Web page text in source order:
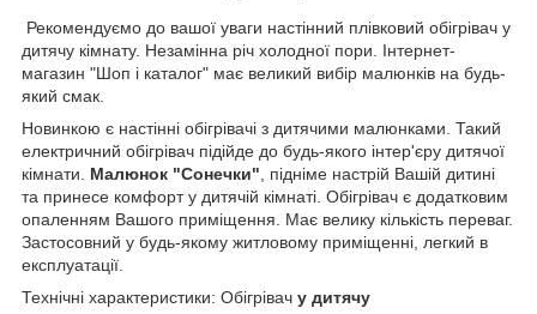
Рекомендуємо до вашої уваги настінний плівковий обігрівач у
дитячу кімнату. Незамінна річ холодної пори. Інтернет-
магазин "Шоп і каталог" має великий вибір малюнків на будь-
який смак.
Новинкою є настінні обігрівачі з дитячими малюнками. Такий
електричний обігрівач підійде до будь-якого інтер'єру дитячої
кімнати. Малюнок "Сонечки" , підніме настрій Вашій дитині
та принесе комфорт у дитячій кімнаті. Обігрівач є додатковим
опаленням Вашого приміщення. Має велику кількість переваг.
Застосовний у будь-якому житловому приміщенні, легкий в
експлуатації.
Технічні характеристики: Обігрівач у дитячу